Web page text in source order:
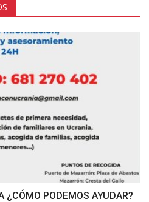
¿CÓMO PODEMOS AYUDAR?